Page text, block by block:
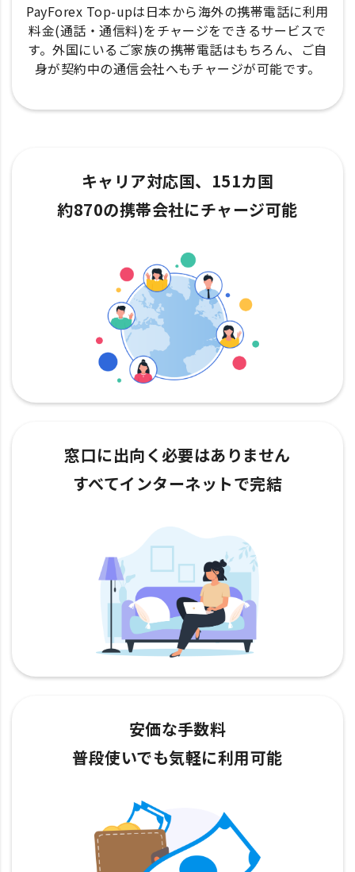
PayForex Top-upは日本から海外の携帯電話に利用
料金(通話・通信料)をチャージをできるサービスで
す。外国にいるご家族の携帯電話はもちろん、ご自
身が契約中の通信会社へもチャージが可能です。
キャリア対応国、151カ国
約870の携帯会社にチャージ可能
窓口に出向く必要はありません
すべてインターネットで完結
安価な手数料
普段使いでも気軽に利用可能